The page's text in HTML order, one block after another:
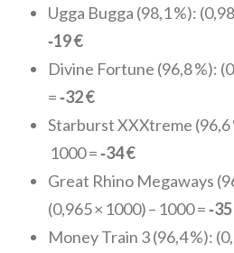
Ugga Bugga (98,1 %):
‑19 €
Divine Fortune (96,8 %):
=‑32 €
Starburst XXXtreme (96,6
1000 =‑34 €
Great Rhino Megaways
(0,965 × 1000) – 1000 =
Money Train 3 (96,4 %):